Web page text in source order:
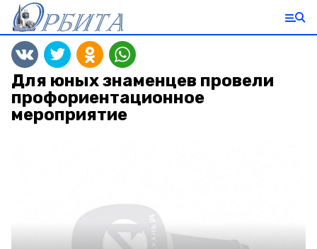
Для юных знаменцев провели
профориентационное
мероприятие